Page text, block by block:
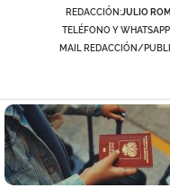
REDACCIÓN:JULIO
TELÉFONO Y
MAIL REDACCIÓN/